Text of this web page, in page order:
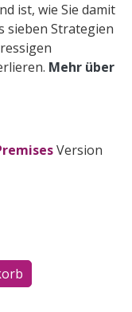
ist, wie Sie damit
sieben Strategien
Mehr über
Version